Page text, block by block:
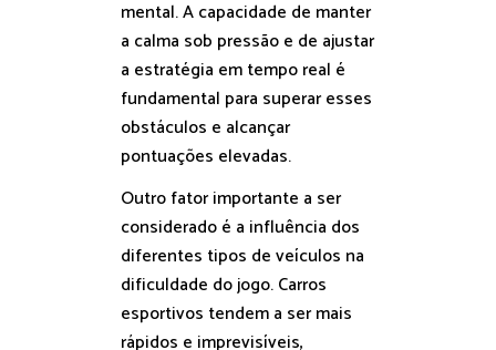
mental. A capacidade de manter
a calma sob pressão e de ajustar
a estratégia em tempo real é
fundamental para superar esses
obstáculos e alcançar
pontuações elevadas.
Outro fator importante a ser
considerado é a influência dos
diferentes tipos de veículos na
dificuldade do jogo. Carros
esportivos tendem a ser mais
rápidos e imprevisíveis,